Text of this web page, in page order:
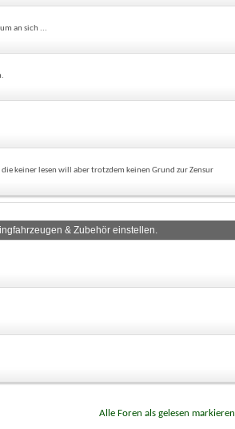
an sich ...
keiner lesen will aber trotzdem keinen Grund zur Zensur
& Zubehör einstellen.
Alle Foren als gelesen markieren